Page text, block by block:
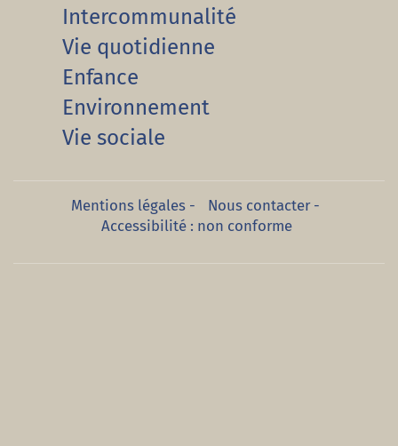
Intercommunalité
Vie quotidienne
Enfance
Environnement
Vie sociale
Mentions légales- Nous contacter-
Accessibilité : non conforme